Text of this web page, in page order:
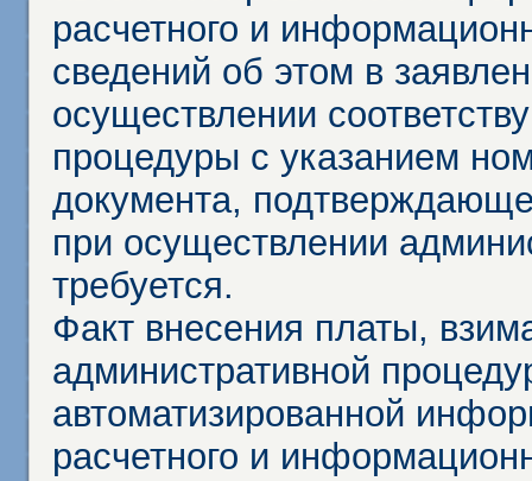
расчетного и
сведений об этом в
осуществлении
процедуры с указанием
документа,
при осуществлении
требуется.
Факт внесения платы,
административной
автоматизированной
расчетного и